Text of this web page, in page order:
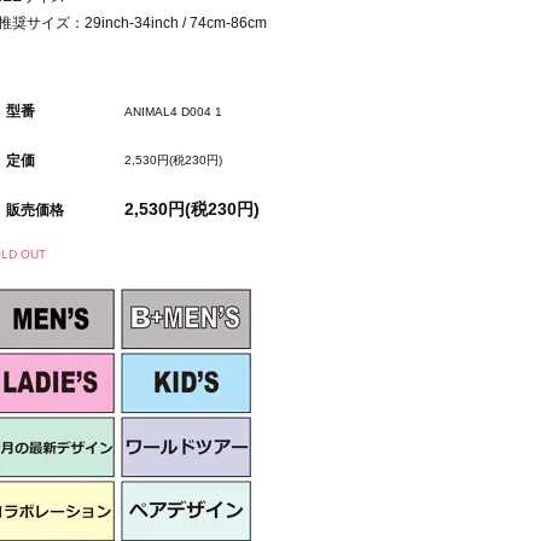
奨サイズ：29inch-34inch / 74cm-86cm
型番 ANIMAL4 D004 1
定価 2,530円(税230円)
販売価格 2,530円(税230円)
OUT